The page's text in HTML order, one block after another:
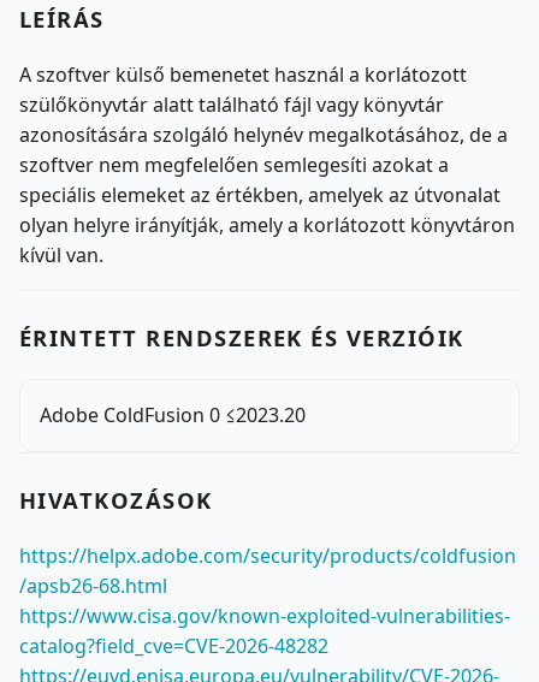
LEÍRÁS
A szoftver külső bemenetet használ a korlátozott
szülőkönyvtár alatt található fájl vagy könyvtár
azonosítására szolgáló helynév megalkotásához, de a
szoftver nem megfelelően semlegesíti azokat a
speciális elemeket az értékben, amelyek az útvonalat
olyan helyre irányítják, amely a korlátozott könyvtáron
kívül van.
ÉRINTETT RENDSZEREK ÉS VERZIÓIK
Adobe ColdFusion 0 ≤2023.20
HIVATKOZÁSOK
https://helpx.adobe.com/security/products/coldfusion
/apsb26-68.html
https://www.cisa.gov/known-exploited-vulnerabilities-
catalog?field_cve=CVE-2026-48282
https://euvd.enisa.europa.eu/vulnerability/CVE-2026-